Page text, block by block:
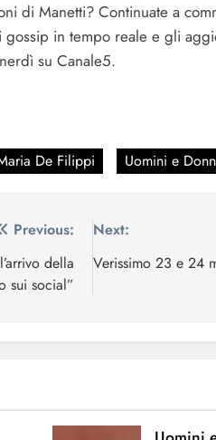
di Manetti? Continuate a
in tempo reale e gli
su Canale5.
De Filippi Uomini e
Previous:
della
sui social”
Next:
Verissimo 23 e 24